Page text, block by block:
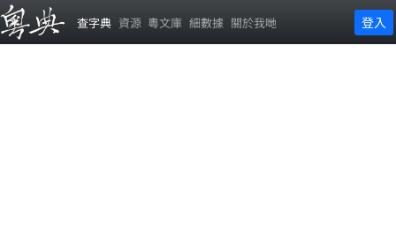
查字典 資源 粵文庫 細數據 關於我哋 登入